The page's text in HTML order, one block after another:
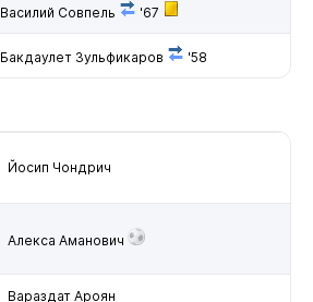
Василий Совпель '67
Бакдаулет Зульфикаров '58
Йосип Чондрич
Алекса Аманович
Вараздат Ароян